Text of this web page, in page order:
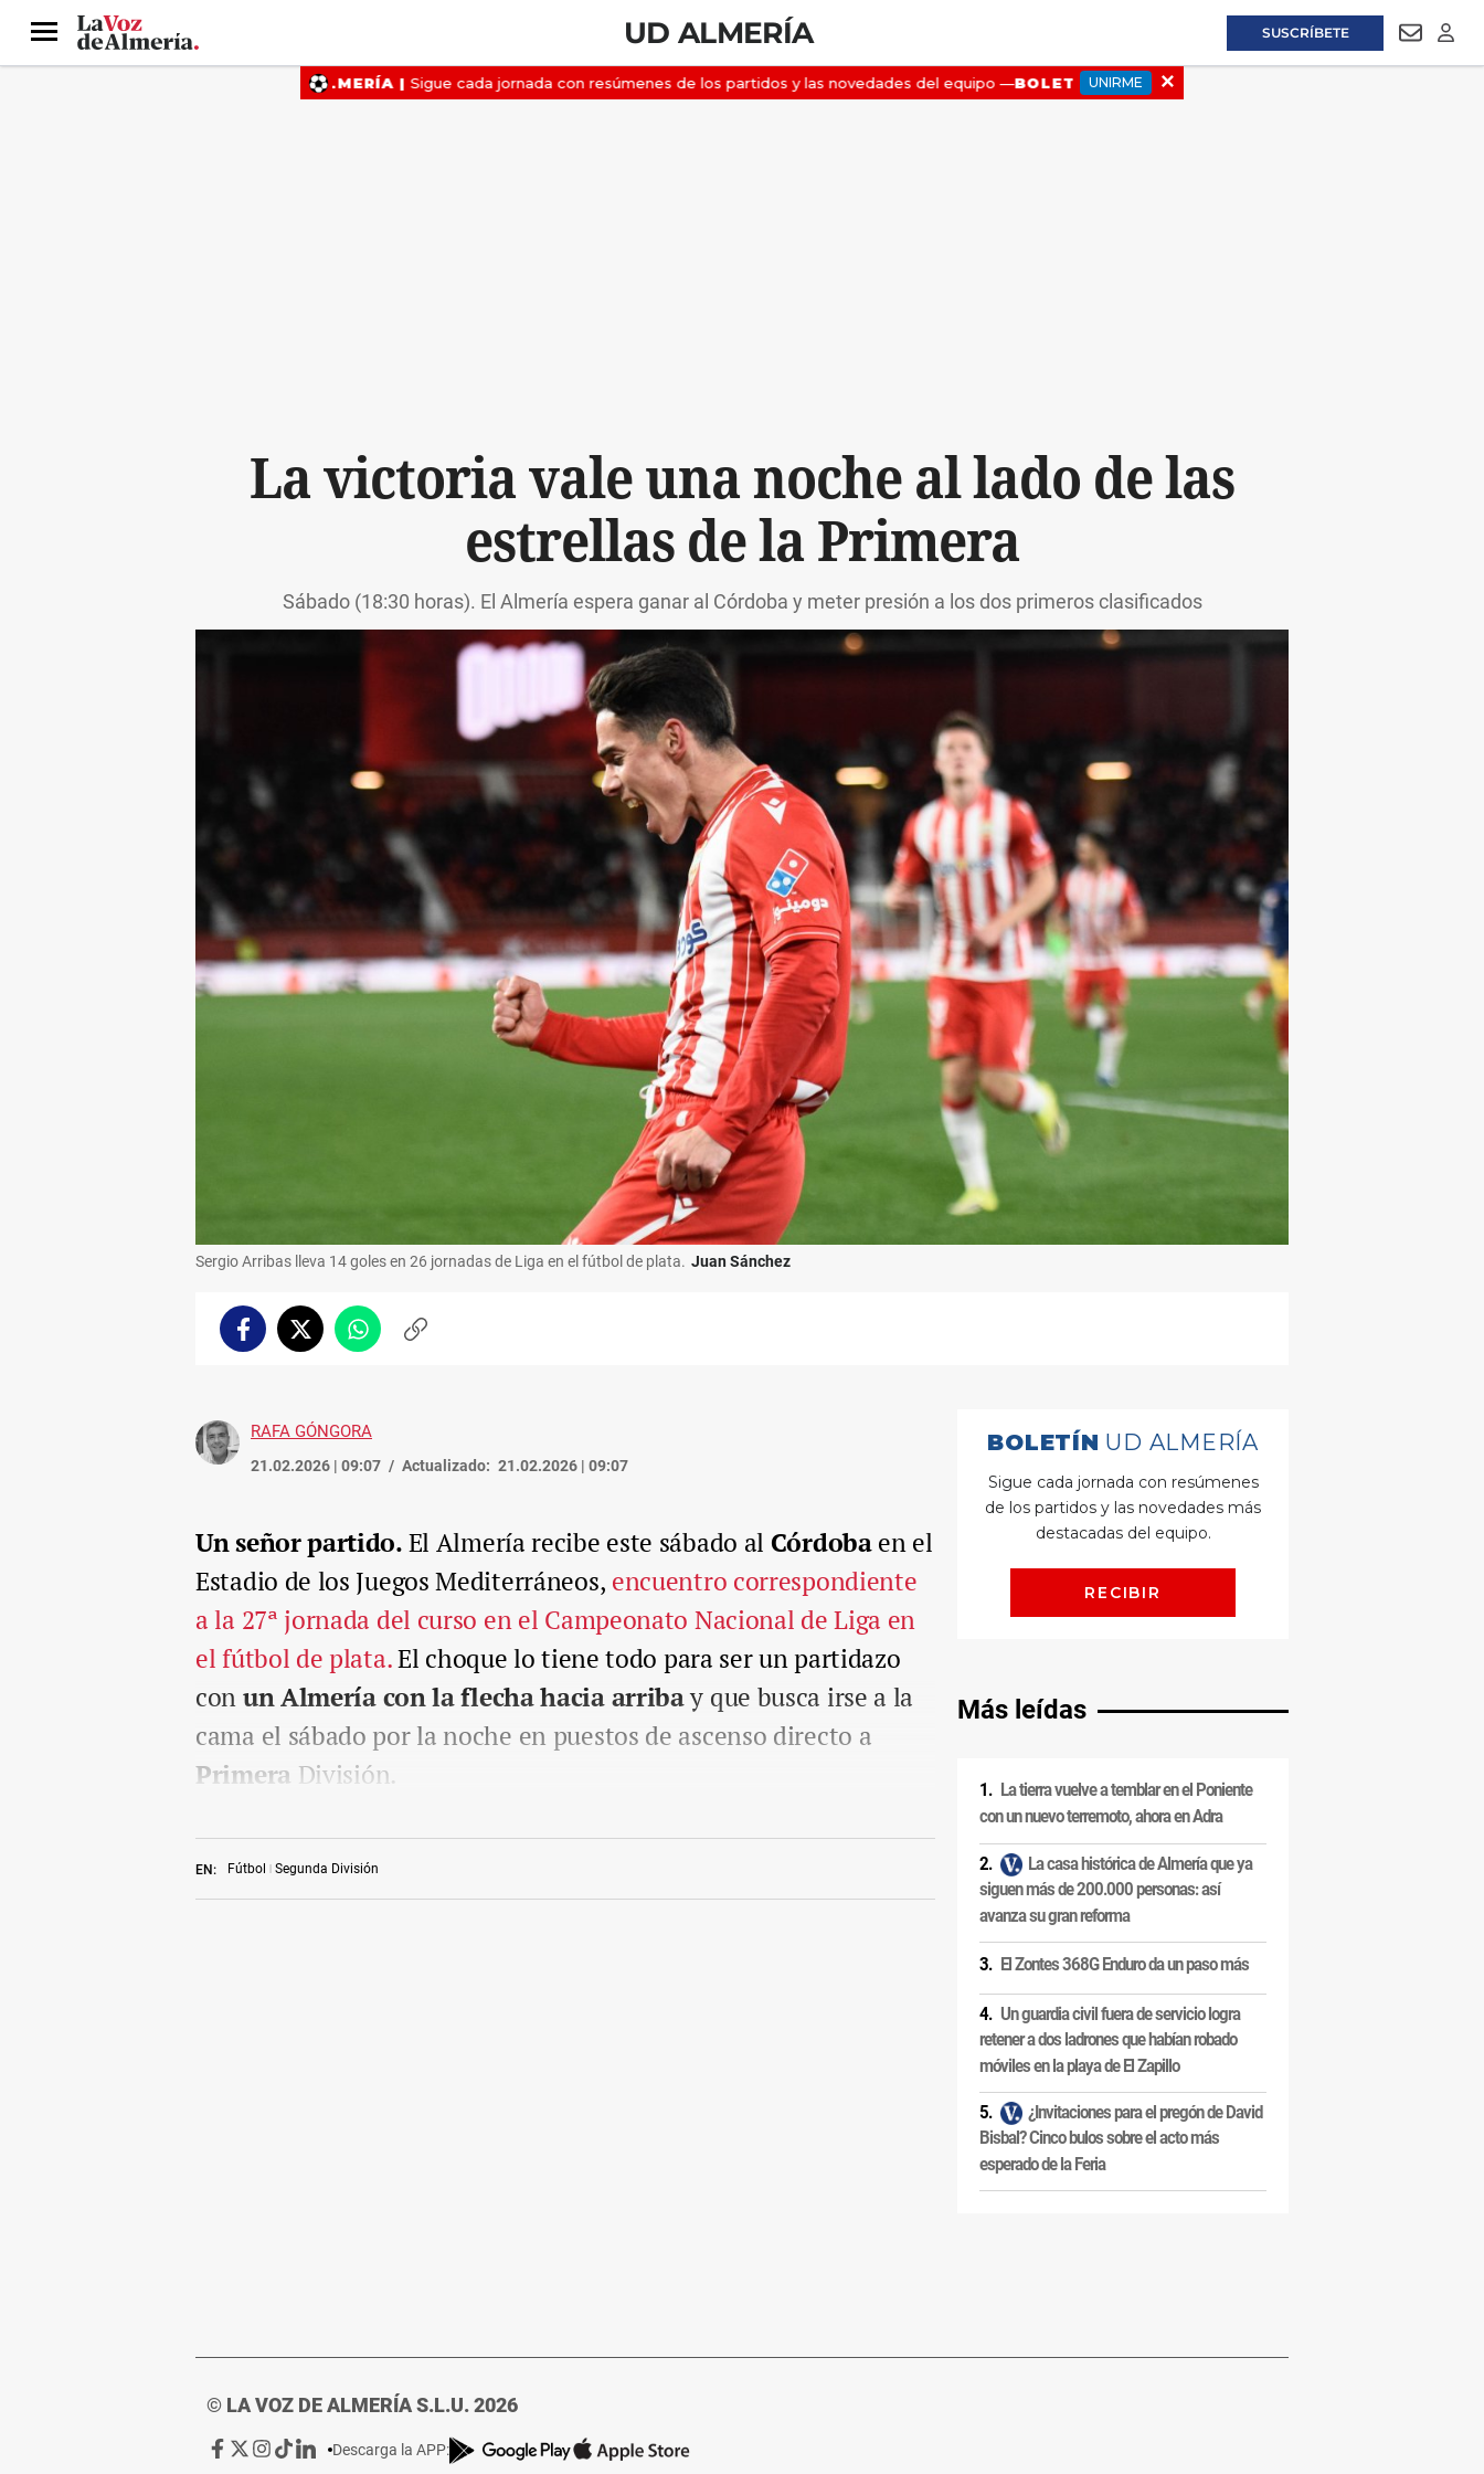
SUSCRÍBETE
Menú UD ALMERÍA
La victoria vale una noche al lado de las
estrellas de la Primera
Sábado (18:30 horas). El Almería espera ganar al Córdoba y meter presión a los dos primeros clasificados
Sergio Arribas lleva 14 goles en 26 jornadas de Liga en el fútbol de plata. Juan Sánchez
FacebookTwitterWhatsappCopiar
RAFA GÓNGORA
21.02.2026 | 09:07 Actualizado: 21.02.2026 | 09:07
EN: Fútbol Segunda División
Un señor partido.El Almería recibe este sábado al Córdobaen el
Estadio de los Juegos Mediterráneos, encuentro correspondiente
a la 27ª jornada del curso en el Campeonato Nacional de Liga en
el fútbol de plata.El choque lo tiene todo para ser un partidazo
conun Almeríacon la flecha hacia arribay que busca irse a la
cama el sábado por la noche en puestos de ascenso directo a
Primera División.
Más leídas
La tierra vuelve a temblar en el Poniente
con un nuevo terremoto, ahora en Adra
La casa histórica de Almería que ya
siguen más de 200.000 personas: así
avanza su gran reforma
El Zontes 368G Enduro da un paso más
Un guardia civil fuera de servicio logra
retener a dos ladrones que habían robado
móviles en la playa de El Zapillo
¿Invitaciones para el pregón de David
Bisbal? Cinco bulos sobre el acto más
esperado de la Feria
© LA VOZ DE ALMERÍA S.L.U. 2026
Ir
Ir
Ir Ir Ir
Descarga la APP: